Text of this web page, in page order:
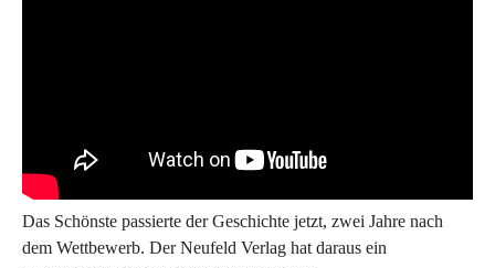
Das Schönste passierte der Geschichte jetzt, zwei Jahre nach
dem Wettbewerb. Der Neufeld Verlag hat daraus ein